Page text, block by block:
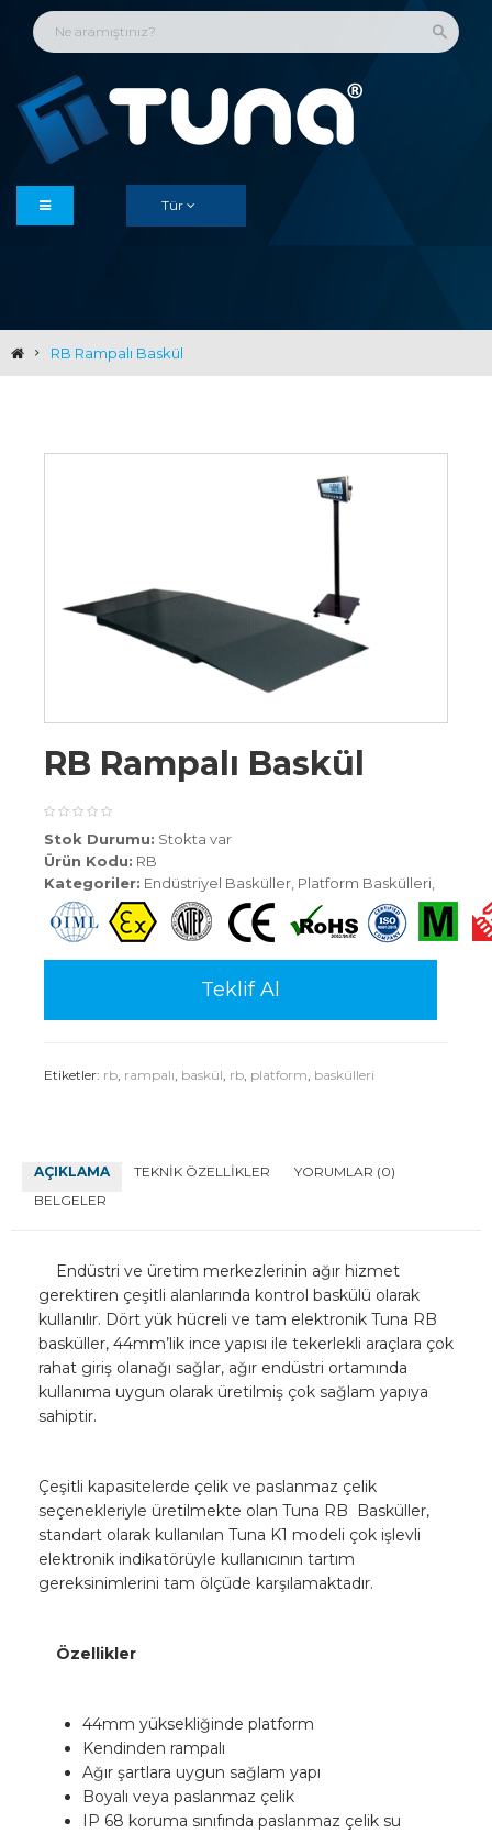
Tür
RB Rampalı Baskül
RB Rampalı Baskül
Stok Durumu: Stokta var
Ürün Kodu: RB
Kategoriler: Endüstriyel Basküller Platform Baskülleri
Teklif Al
Etiketler: rb, rampalı, baskül, rb, platform, baskülleri
AÇIKLAMA TEKNIK ÖZELLIKLER
YORUMLAR (0)
BELGELER
Endüstri ve üretim merkezlerinin ağır hizmet
gerektiren çeşitli alanlarında kontrol baskülü olarak
kullanılır. Dört yük hücreli ve tam elektronik Tuna RB
basküller, 44mm’lik ince yapısı ile tekerlekli araçlara çok
rahat giriş olanağı sağlar, ağır endüstri ortamında
kullanıma uygun olarak üretilmiş çok sağlam yapıya
sahiptir.
Çeşitli kapasitelerde çelik ve paslanmaz çelik
seçenekleriyle üretilmekte olan Tuna RB Basküller,
standart olarak kullanılan Tuna K1 modeli çok işlevli
elektronik indikatörüyle kullanıcının tartım
gereksinimlerini tam ölçüde karşılamaktadır.
Özellikler
44mm yüksekliğinde platform
Kendinden rampalı
Ağır şartlara uygun sağlam yapı
Boyalı veya paslanmaz çelik
IP 68 koruma sınıfında paslanmaz çelik su